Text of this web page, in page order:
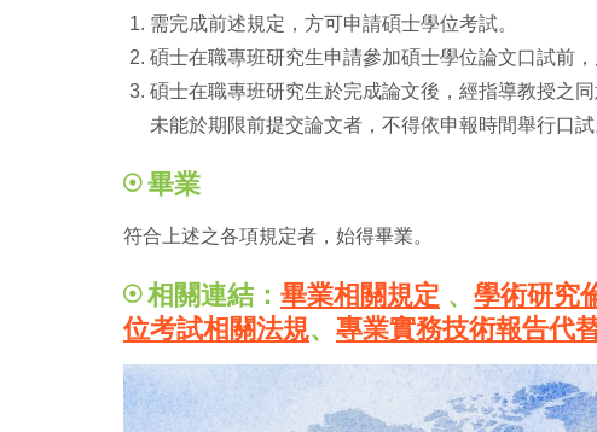
需完成前述規定，方可申請碩士學位考試。
碩士在職專班研究生申請參加碩士學位論文口試前
碩士在職專班研究生於完成論文後，經指導教授之
未能於期限前提交論文者，不得依申報時間舉行口試
畢業
符合上述之各項規定者，始得畢業。
相關連結： 畢業相關規定 、 學術研究
位考試相關法規、 專業實務技術報告代